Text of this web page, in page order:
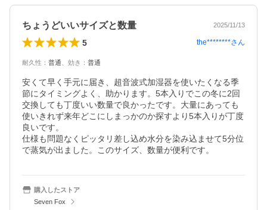
ちょうどいいサイズと数量 2025/11/13
5 the********さん
耐久性 ： 普通 効き ： 普通
安くて早く手元に届き、超音波式加湿器を使いたくなる季
節にタイミングよく、助かります。5本入りでこの冬に2回
交換しても丁度いい数量で良かったです。大量にあっても
使いきれず来年どこにしまっかのか探すより5本入りが丁度
良いです。
仕様も問題なくピッタリ差し込め水分を染み込ませて5分位
で蒸気が出ました。このサイズ、数量が便利です。
購入したストア
Seven Fox